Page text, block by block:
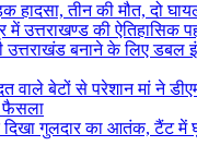
हादसा, तीन की मौत, दो
में उत्तराखण्ड की ऐतिहासिक
उत्तराखंड बनाने के लिए डबल
वाले बेटों से परेशान मां ने
फैसला
दिखा गुलदार का आतंक, टैंट